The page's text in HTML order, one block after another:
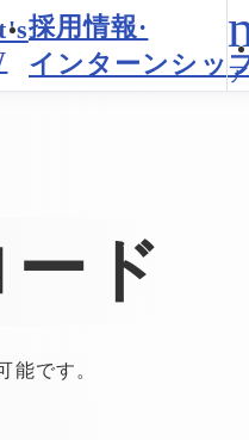
採用情報·
インターンシッ
ド
能です。